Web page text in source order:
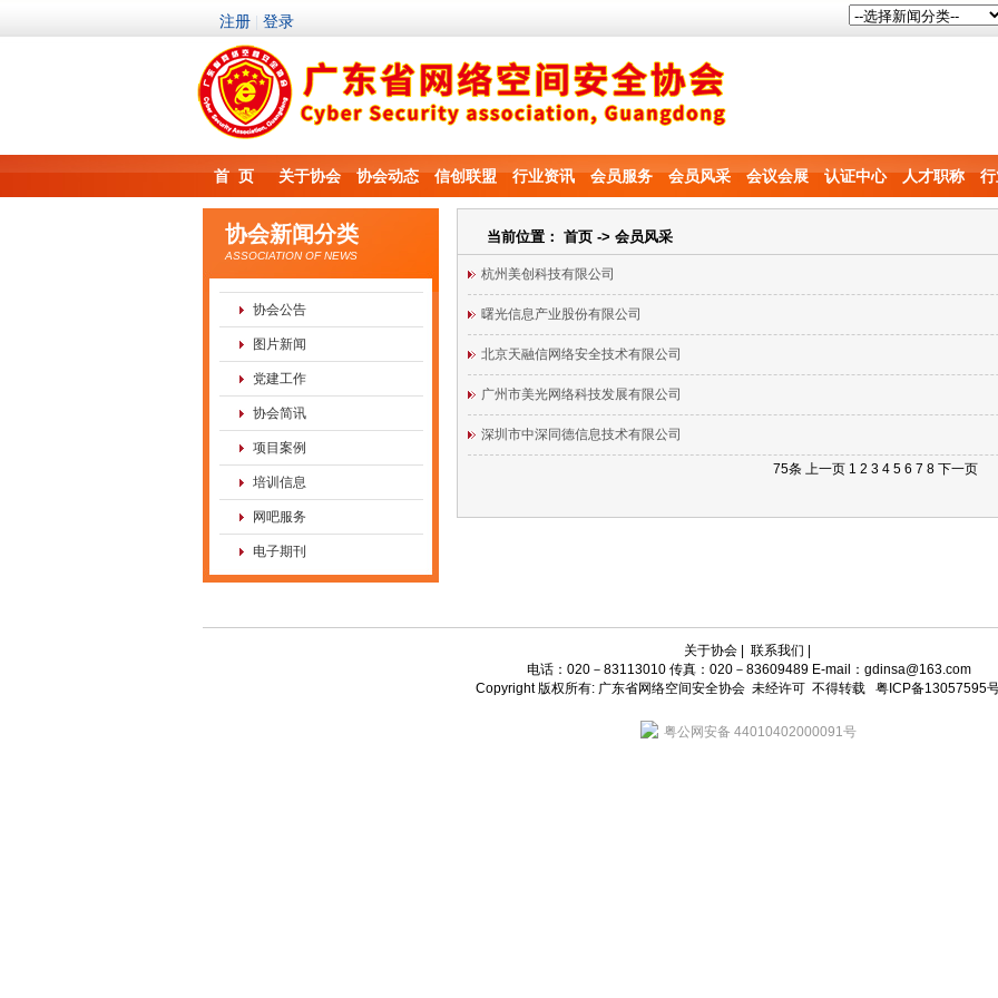
首 页 关于协会 协会动态 信创联盟 行业资讯 会员服务 会员风采 会议会展 认证中心 人才职称
协会新闻分类
ASSOCIATION OF NEWS
协会公告
图片新闻
党建工作
协会简讯
项目案例
培训信息
网吧服务
电子期刊
当前位置： 首页 -> 会员风采
杭州美创科技有限公司
曙光信息产业股份有限公司
北京天融信网络安全技术有限公司
广州市美光网络科技发展有限公司
深圳市中深同德信息技术有限公司
75条 上一页 1 2 3 4 5 6 7 8 下一页
关于协会| 联系我们
电话：020－83113010 传真：020－83609489 E-mail：gdinsa@163.com
Copyright 版权所有: 广东省网络空间安全协会 未经许可 不得转载 粤ICP备13057595
粤公网安备 44010402000091号